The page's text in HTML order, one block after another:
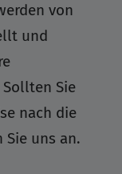
von
und
Sie
nach die
Sie uns an.